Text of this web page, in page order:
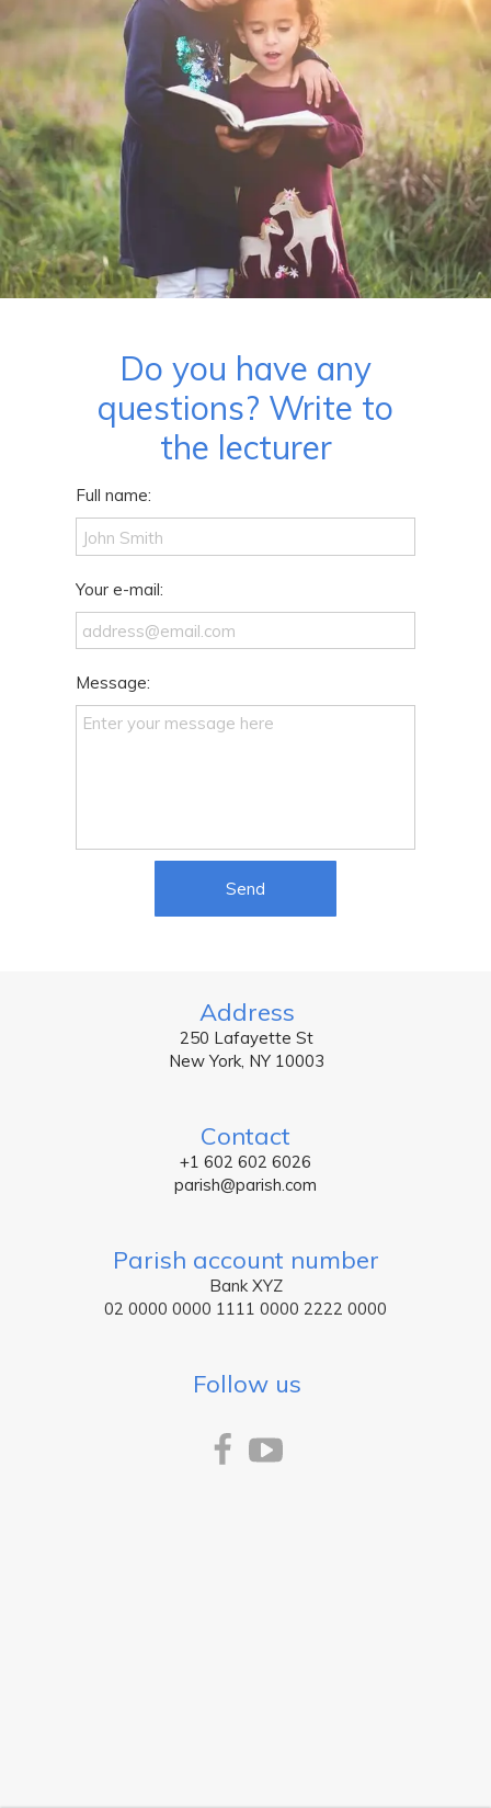
Do you have any
questions? Write to
the lecturer
Full name:
Your e-mail:
Message:
Send
Address
250 Lafayette St
New York, NY 10003
Contact
+1 602 602 6026
parish@parish.com
Parish account number
Bank XYZ
02 0000 0000 1111 0000 2222 0000
Follow us